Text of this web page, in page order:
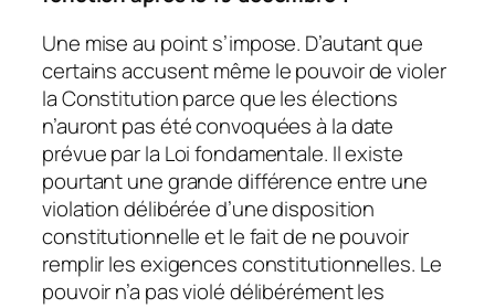
Une mise au point s’impose. D’autant que
certains accusent même le pouvoir de violer
la Constitution parce que les élections
n’auront pas été convoquées à la date
prévue par la Loi fondamentale. Il existe
pourtant une grande différence entre une
violation délibérée d’une disposition
constitutionnelle et le fait de ne pouvoir
remplir les exigences constitutionnelles. Le
pouvoir n’a pas violé délibérément les